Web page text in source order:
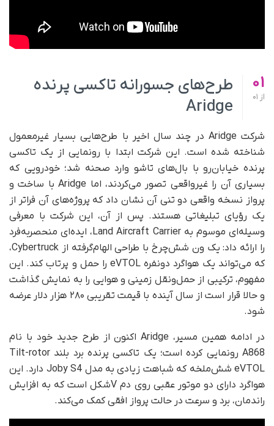
01
از
طرح‌های جسورانه تاکسی پرنده‌
Aridge
شرکت Aridge در چند سال اخیر با طرح‌هایی بسیار غیرمعمول
شناخته شده است. این شرکت ابتدا با رونمایی از یک تاکسی
پرنده‌ خیابان‌رو با بال‌های تاشو وارد صحنه شد؛ خودرویی که
بسیاری آن را غیرواقعی تصور می‌کردند، اما Aridge با ساخت و
پرواز نسخه‌ واقعی دو تنی آن نشان داد که پروژه‌های آن فراتر از
یک رؤیای تبلیغاتی هستند. پس از آن، این شرکت با معرفی
وسیله‌ای موسوم به Land Aircraft Carrier، ایده‌ای منحصربه‌فرد
را ارائه داد: یک ون شش‌چرخ با طراحی الهام‌گرفته از Cybertruck،
که می‌تواند یک هواگرد دونفره‌ eVTOL را حمل و پرتاب کند. این
مفهوم، ترکیبی از حمل‌ونقل زمینی و هوایی را به نمایش گذاشت
و حالا قرار است از سال آینده با قیمت تقریبی ۲۸۰ هزار دلار عرضه
شود.
در ادامه‌ همین مسیر، Aridge اکنون از طرح جدید خود با نام
A868 رونمایی کرده است؛ یک تاکسی پرنده‌ برد بلند Tilt-rotor
eVTOL شش‌ملخه که شباهت زیادی به مدل Joby S4 دارد. این
هواگرد دارای دو موتور عقبی روی دم Vشکل است که به افزایش
راندمان، برد و سرعت در حالت پرواز افقی کمک می‌کند.